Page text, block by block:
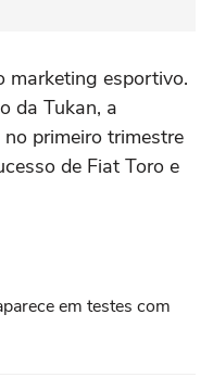
marketing esportivo.
da Tukan, a
primeiro trimestre
de Fiat Toro e
em testes com